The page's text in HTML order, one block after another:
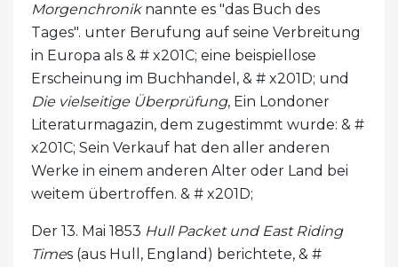
Morgenchroniknannte es "das Buch des
Tages". unter Berufung auf seine Verbreitung
in Europa als & # x201C; eine beispiellose
Erscheinung im Buchhandel, & # x201D; und
Die vielseitige Überprüfung, Ein Londoner
Literaturmagazin, dem zugestimmt wurde: & #
x201C; Sein Verkauf hat den aller anderen
Werke in einem anderen Alter oder Land bei
weitem übertroffen. & # x201D;
Der 13. Mai 1853 Hull Packet und East Riding
Times (aus Hull, England) berichtete, & #